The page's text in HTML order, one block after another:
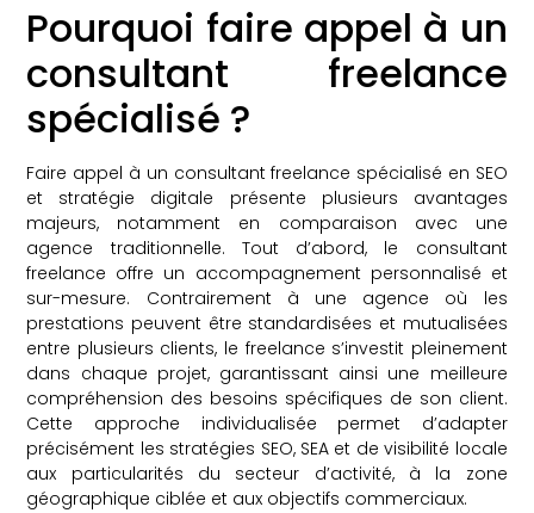
Pourquoi faire appel à un
consultant freelance
spécialisé ?
Faire appel à un consultant freelance spécialisé en SEO
et stratégie digitale présente plusieurs avantages
majeurs, notamment en comparaison avec une
agence traditionnelle. Tout d’abord, le consultant
freelance offre un accompagnement personnalisé et
sur-mesure. Contrairement à une agence où les
prestations peuvent être standardisées et mutualisées
entre plusieurs clients, le freelance s’investit pleinement
dans chaque projet, garantissant ainsi une meilleure
compréhension des besoins spécifiques de son client.
Cette approche individualisée permet d’adapter
précisément les stratégies SEO, SEA et de visibilité locale
aux particularités du secteur d’activité, à la zone
géographique ciblée et aux objectifs commerciaux.